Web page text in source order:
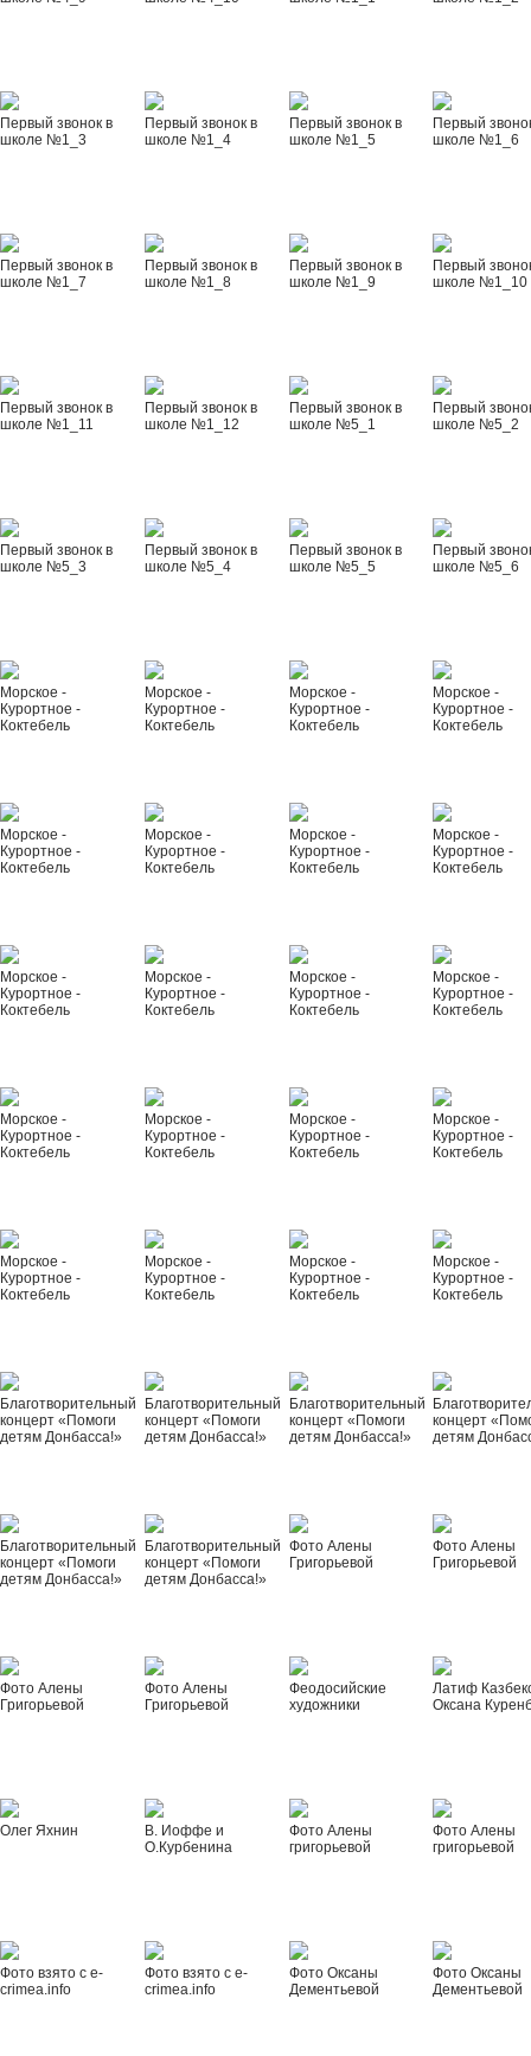
Первый звонок в
школе №1_3
Первый звонок в
школе №1_4
Первый звонок в
школе №1_5
Первый
школе №1_6
Первый звонок в
школе №1_7
Первый звонок в
школе №1_8
Первый звонок в
школе №1_9
Первый
школе №1_10
Первый звонок в
школе №1_11
Первый звонок в
школе №1_12
Первый звонок в
школе №5_1
Первый
школе №5_2
Первый звонок в
школе №5_3
Первый звонок в
школе №5_4
Первый звонок в
школе №5_5
Первый
школе №5_6
Морское -
Курортное -
Коктебель
Морское -
Курортное -
Коктебель
Морское -
Курортное -
Коктебель
Морское -
Курортное -
Коктебель
Морское -
Курортное -
Коктебель
Морское -
Курортное -
Коктебель
Морское -
Курортное -
Коктебель
Морское -
Курортное -
Коктебель
Морское -
Курортное -
Коктебель
Морское -
Курортное -
Коктебель
Морское -
Курортное -
Коктебель
Морское -
Курортное -
Коктебель
Морское -
Курортное -
Коктебель
Морское -
Курортное -
Коктебель
Морское -
Курортное -
Коктебель
Морское -
Курортное -
Коктебель
Морское -
Курортное -
Коктебель
Морское -
Курортное -
Коктебель
Морское -
Курортное -
Коктебель
Морское -
Курортное -
Коктебель
Благотворительный
концерт «Помоги
детям Донбасса!»
Благотворительный
концерт «Помоги
детям Донбасса!»
Благотворительный
концерт «Помоги
детям Донбасса!»
концерт
детям
Благотворительный
концерт «Помоги
детям Донбасса!»
Благотворительный
концерт «Помоги
детям Донбасса!»
Фото Алены
Григорьевой
Фото Алены
Григорьевой
Фото Алены
Григорьевой
Фото Алены
Григорьевой
Феодосийские
художники
Латиф
Оксана
Олег Яхнин
В. Иоффе и
О.Курбенина
Фото Алены
григорьевой
Фото Алены
григорьевой
Фото взято с e-
crimea.info
Фото взято с e-
crimea.info
Фото Оксаны
Дементьевой
Фото Оксаны
Дементьевой